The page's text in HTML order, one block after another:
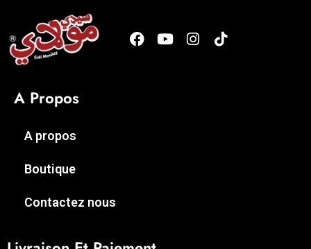
A Propos
A propos
Boutique
Contactez nous